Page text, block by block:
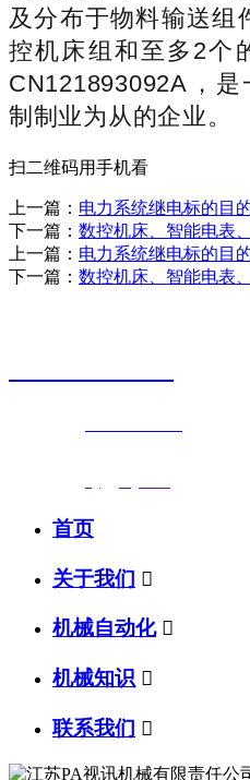
及分布于物料输送组
控机床组和至多2个
CN121893092A，
制制业为从的企业。
扫二维码用手机看
上一篇： 电力系统继电标的目
下一篇： 数控机床、智能电表
上一篇： 电力系统继电标的目
下一篇： 数控机床、智能电表
首页
关于我们 
机械自动化 
机械知识 
联系我们 